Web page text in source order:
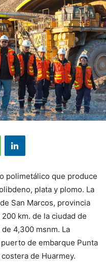
polimetálico que produce
plata y plomo. La
San Marcos, provincia
km. de la ciudad de
4,300 msnm. La
de embarque Punta
de Huarmey.